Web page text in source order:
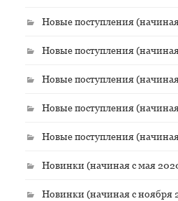
Новые поступления
Новые поступления
Новые поступления
Новые поступления
Новые поступления (начиная
Новинки (начиная с мая
Новинки (начиная с ноября